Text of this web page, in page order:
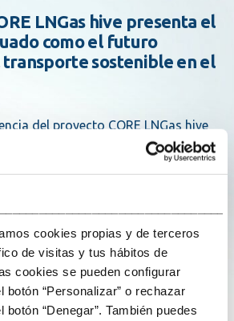
cookies propias y de terceros
de visitas y tus hábitos de
cookies se pueden configurar
botón “Personalizar” o rechazar
“Denegar”. También puedes
LNGas hive presenta el
como el futuro
sostenible en el
del proyecto CORE LNGas hive
gas natural licuado (GNL) como
transporte se ha celebrado